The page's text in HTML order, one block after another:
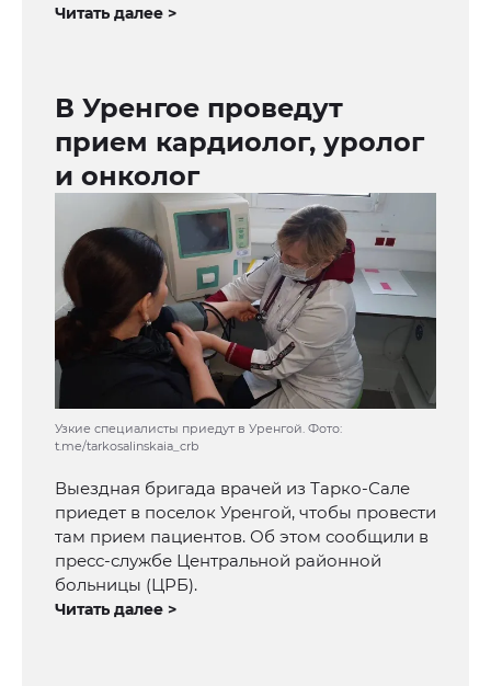
Читать далее >
В Уренгое проведут
прием кардиолог, уролог
и онколог
Узкие специалисты приедут в Уренгой. Фото:
t.me/tarkosalinskaia_crb
Выездная бригада врачей из Тарко-Сале
приедет в поселок Уренгой, чтобы провести
там прием пациентов. Об этом сообщили в
пресс-службе Центральной районной
больницы (ЦРБ).
Читать далее >